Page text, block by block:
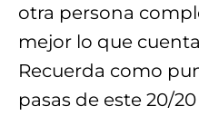
otra persona
mejor lo que
Recuerda como
pasas de este 20/